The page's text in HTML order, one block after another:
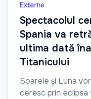
Externe
Spectacolul
Spania va
ultima dată
Titanicului
Soarele și Luna
ceresc prin eclipsa